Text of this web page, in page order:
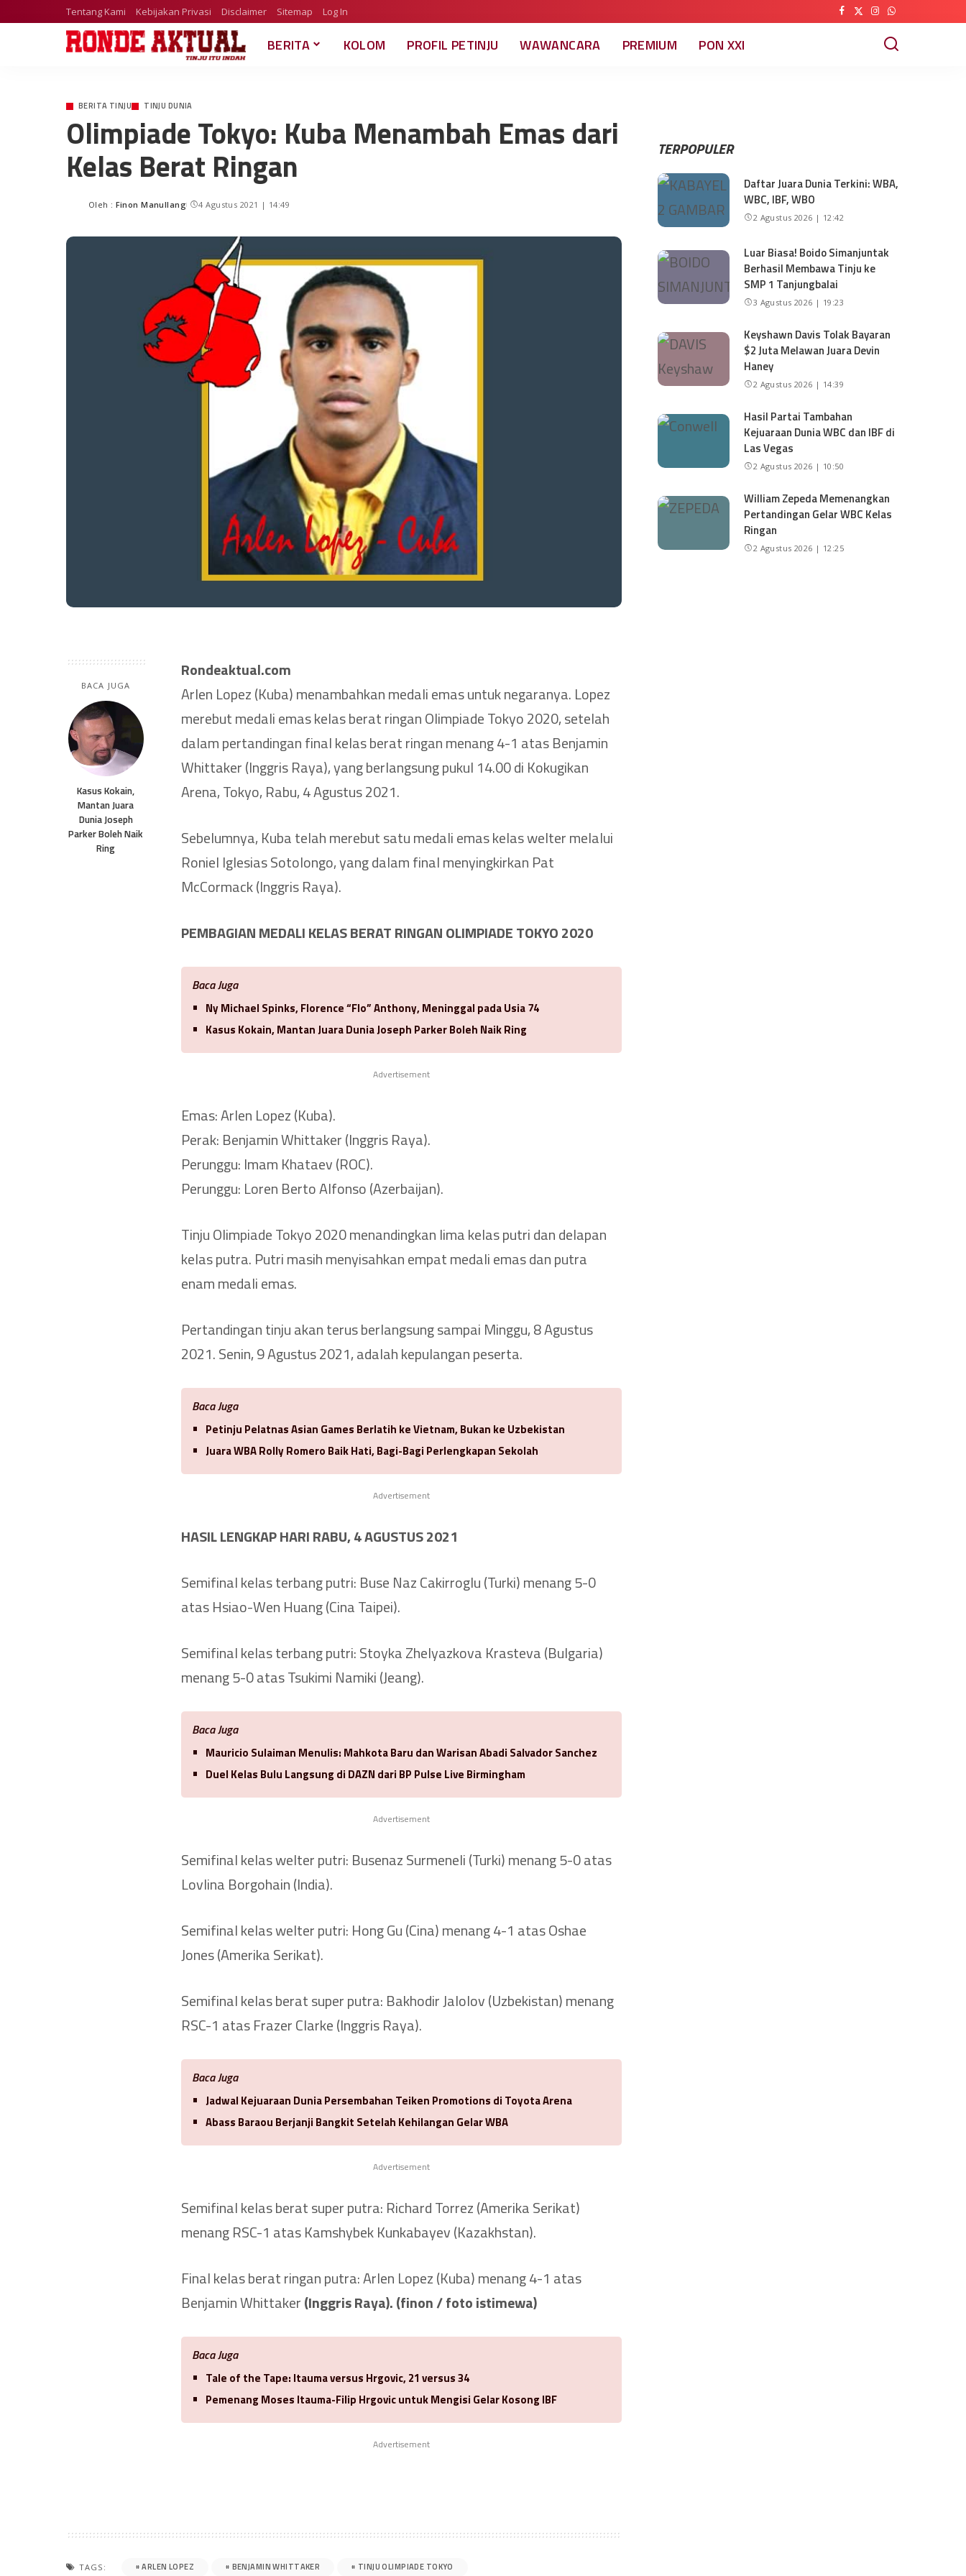
Tentang Kami Kebijakan Privasi Disclaimer Sitemap Log In
BERITA KOLOM PROFIL PETINJU WAWANCARA PREMIUM PON XXI
BERITA TINJU TINJU DUNIA
Olimpiade Tokyo: Kuba Menambah Emas dari
Kelas Berat Ringan
Oleh : Finon Manullang 4 Agustus 2021 | 14:49
BACA JUGA
Kasus Kokain,
Mantan Juara
Dunia Joseph
Parker Boleh Naik
Ring
Rondeaktual.com
Arlen Lopez (Kuba) menambahkan medali emas untuk negaranya. Lopez
merebut medali emas kelas berat ringan Olimpiade Tokyo 2020, setelah
dalam pertandingan final kelas berat ringan menang 4-1 atas Benjamin
Whittaker (Inggris Raya), yang berlangsung pukul 14.00 di Kokugikan
Arena, Tokyo, Rabu, 4 Agustus 2021.
Sebelumnya, Kuba telah merebut satu medali emas kelas welter melalui
Roniel Iglesias Sotolongo, yang dalam final menyingkirkan Pat
McCormack (Inggris Raya).
PEMBAGIAN MEDALI KELAS BERAT RINGAN OLIMPIADE TOKYO 2020
Baca Juga
Ny Michael Spinks, Florence “Flo” Anthony, Meninggal pada Usia 74
Kasus Kokain, Mantan Juara Dunia Joseph Parker Boleh Naik Ring
Advertisement
Emas: Arlen Lopez (Kuba).
Perak: Benjamin Whittaker (Inggris Raya).
Perunggu: Imam Khataev (ROC).
Perunggu: Loren Berto Alfonso (Azerbaijan).
Tinju Olimpiade Tokyo 2020 menandingkan lima kelas putri dan delapan
kelas putra. Putri masih menyisahkan empat medali emas dan putra
enam medali emas.
Pertandingan tinju akan terus berlangsung sampai Minggu, 8 Agustus
2021. Senin, 9 Agustus 2021, adalah kepulangan peserta.
Baca Juga
Petinju Pelatnas Asian Games Berlatih ke Vietnam, Bukan ke Uzbekistan
Juara WBA Rolly Romero Baik Hati, Bagi-Bagi Perlengkapan Sekolah
Advertisement
HASIL LENGKAP HARI RABU, 4 AGUSTUS 2021
Semifinal kelas terbang putri: Buse Naz Cakirroglu (Turki) menang 5-0
atas Hsiao-Wen Huang (Cina Taipei).
Semifinal kelas terbang putri: Stoyka Zhelyazkova Krasteva (Bulgaria)
menang 5-0 atas Tsukimi Namiki (Jeang).
Baca Juga
Mauricio Sulaiman Menulis: Mahkota Baru dan Warisan Abadi Salvador Sanchez
Duel Kelas Bulu Langsung di DAZN dari BP Pulse Live Birmingham
Advertisement
Semifinal kelas welter putri: Busenaz Surmeneli (Turki) menang 5-0 atas
Lovlina Borgohain (India).
Semifinal kelas welter putri: Hong Gu (Cina) menang 4-1 atas Oshae
Jones (Amerika Serikat).
Semifinal kelas berat super putra: Bakhodir Jalolov (Uzbekistan) menang
RSC-1 atas Frazer Clarke (Inggris Raya).
Baca Juga
Jadwal Kejuaraan Dunia Persembahan Teiken Promotions di Toyota Arena
Abass Baraou Berjanji Bangkit Setelah Kehilangan Gelar WBA
Advertisement
Semifinal kelas berat super putra: Richard Torrez (Amerika Serikat)
menang RSC-1 atas Kamshybek Kunkabayev (Kazakhstan).
Final kelas berat ringan putra: Arlen Lopez (Kuba) menang 4-1 atas
Benjamin Whittaker(Inggris Raya). (finon / foto istimewa)
Baca Juga
Tale of the Tape: Itauma versus Hrgovic, 21 versus 34
Pemenang Moses Itauma-Filip Hrgovic untuk Mengisi Gelar Kosong IBF
Advertisement
TAGS: ARLEN LOPEZ BENJAMIN WHITTAKER TINJU OLIMPIADE TOKYO
TERPOPULER
Daftar Juara Dunia Terkini: WBA,
WBC, IBF, WBO
2 Agustus 2026 | 12:42
Luar Biasa! Boido Simanjuntak
Berhasil Membawa Tinju ke
SMP 1 Tanjungbalai
3 Agustus 2026 | 19:23
Keyshawn Davis Tolak Bayaran
$2 Juta Melawan Juara Devin
Haney
2 Agustus 2026 | 14:39
Hasil Partai Tambahan
Kejuaraan Dunia WBC dan IBF di
Las Vegas
2 Agustus 2026 | 10:50
William Zepeda Memenangkan
Pertandingan Gelar WBC Kelas
Ringan
2 Agustus 2026 | 12:25